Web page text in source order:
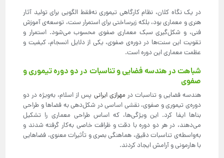
در یک نگاه کلان، نظام کارگاهی تیموری نه‌فقط الگویی برای تولید آثار
هنری و معماری بود، بلکه زیرساختی برای استمرار سنت، توسعه‌ی آموزش
فنی، و شکل‌گیری سبک معماری صفوی محسوب می‌شود. استمرار و
تقویت این سنت‌ها در دوره‌ی صفوی، یکی از دلایل انسجام، کیفیت و
عظمت معماری این دوره است.
شباهت در هندسه فضایی و تناسبات در دو دوره تیموری و
صفوی
هندسه فضایی و تناسبات در مهرازی ایرانی پس از اسلام، به‌ویژه در دو
دوره‌ی تیموری و صفوی، نقشی اساسی در شکل‌دهی به فضاها و طراحی
بناها ایفا کرد. این ویژگی‌ها، که اساس طراحی معماری را تشکیل
می‌دهند، در هر دو دوره با دقت و ظرافت خاصی به‌کار گرفته شدند و
به‌واسطه‌ی تناسبات دقیق، هماهنگی بصری و تأثیرات معنوی، فضاهایی
با هارمونی و آرامش ایجاد کردند.